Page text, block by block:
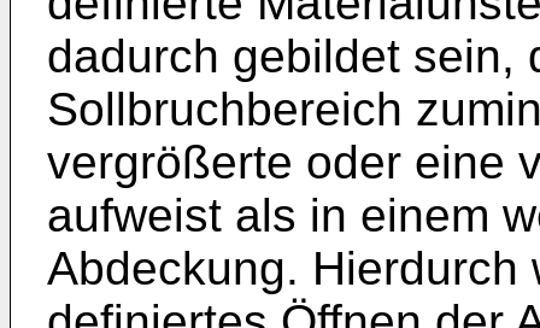
dadurch gebildet sein,
Sollbruchbereich
vergrößerte oder eine
aufweist als in einem
Abdeckung. Hierdurch